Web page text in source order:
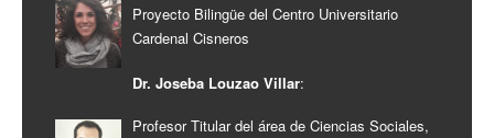
Proyecto Bilingüe del Centro Universitario
Cardenal Cisneros
Dr. Joseba Louzao Villar:
Profesor Titular del área de Ciencias Sociales,